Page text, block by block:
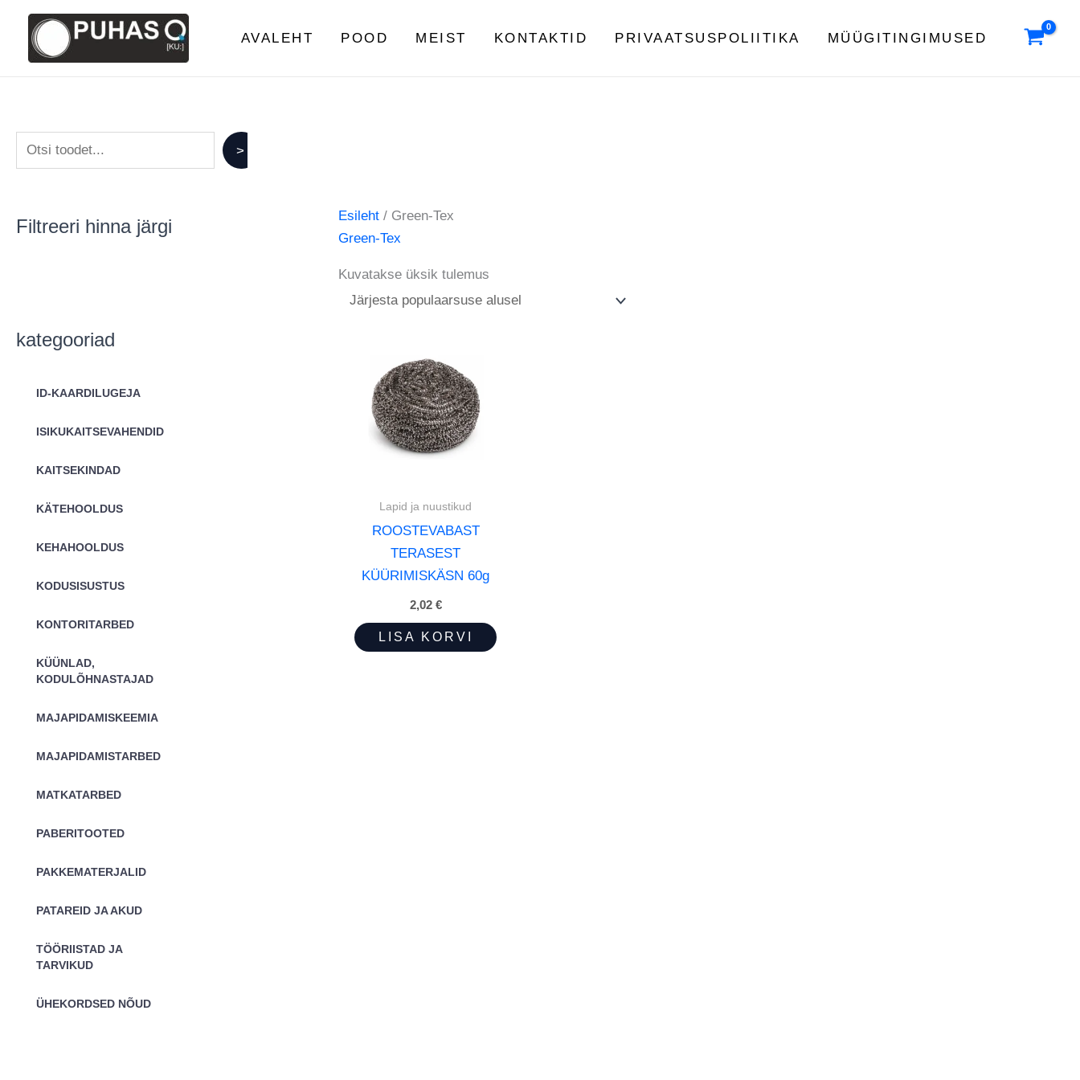
content
AVALEHT POOD MEIST KONTAKTID PRIVAATSUSPOLIITIKA MÜÜGITINGIMUSED
>
Filtreeri hinna järgi
kategooriad
ID-KAARDILUGEJA
ISIKUKAITSEVAHENDID
KAITSEKINDAD
KÄTEHOOLDUS
KEHAHOOLDUS
KODUSISUSTUS
KONTORITARBED
KÜÜNLAD,
KODULÕHNASTAJAD
MAJAPIDAMISKEEMIA
MAJAPIDAMISTARBED
MATKATARBED
PABERITOOTED
PAKKEMATERJALID
PATAREID JA AKUD
TÖÖRIISTAD JA
TARVIKUD
ÜHEKORDSED NÕUD
Esileht / Green-Tex
Green-Tex
Kuvatakse üksik tulemus
Lapid ja nuustikud
ROOSTEVABAST
TERASEST
KÜÜRIMISKÄSN 60g
2,02 €
LISA KORVI